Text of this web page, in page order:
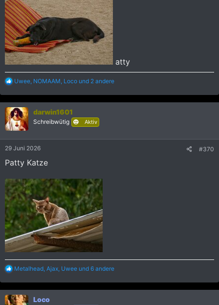
atty
R
a
k
t
i
o
n
:
Uwee NOMAAM Loco und 2 andere
darwin1601
Schreibwütig Aktiv
29 Juni 2026 #370
Patty Katze
R
a
k
t
Metalhead Ajax Uwee und 6 andere
Loco